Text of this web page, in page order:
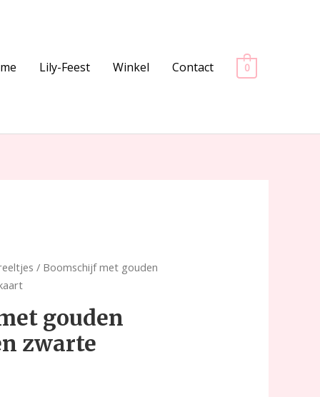
Lily-Feest Winkel Contact 0
/ Boomschijf met gouden
gouden
zwarte